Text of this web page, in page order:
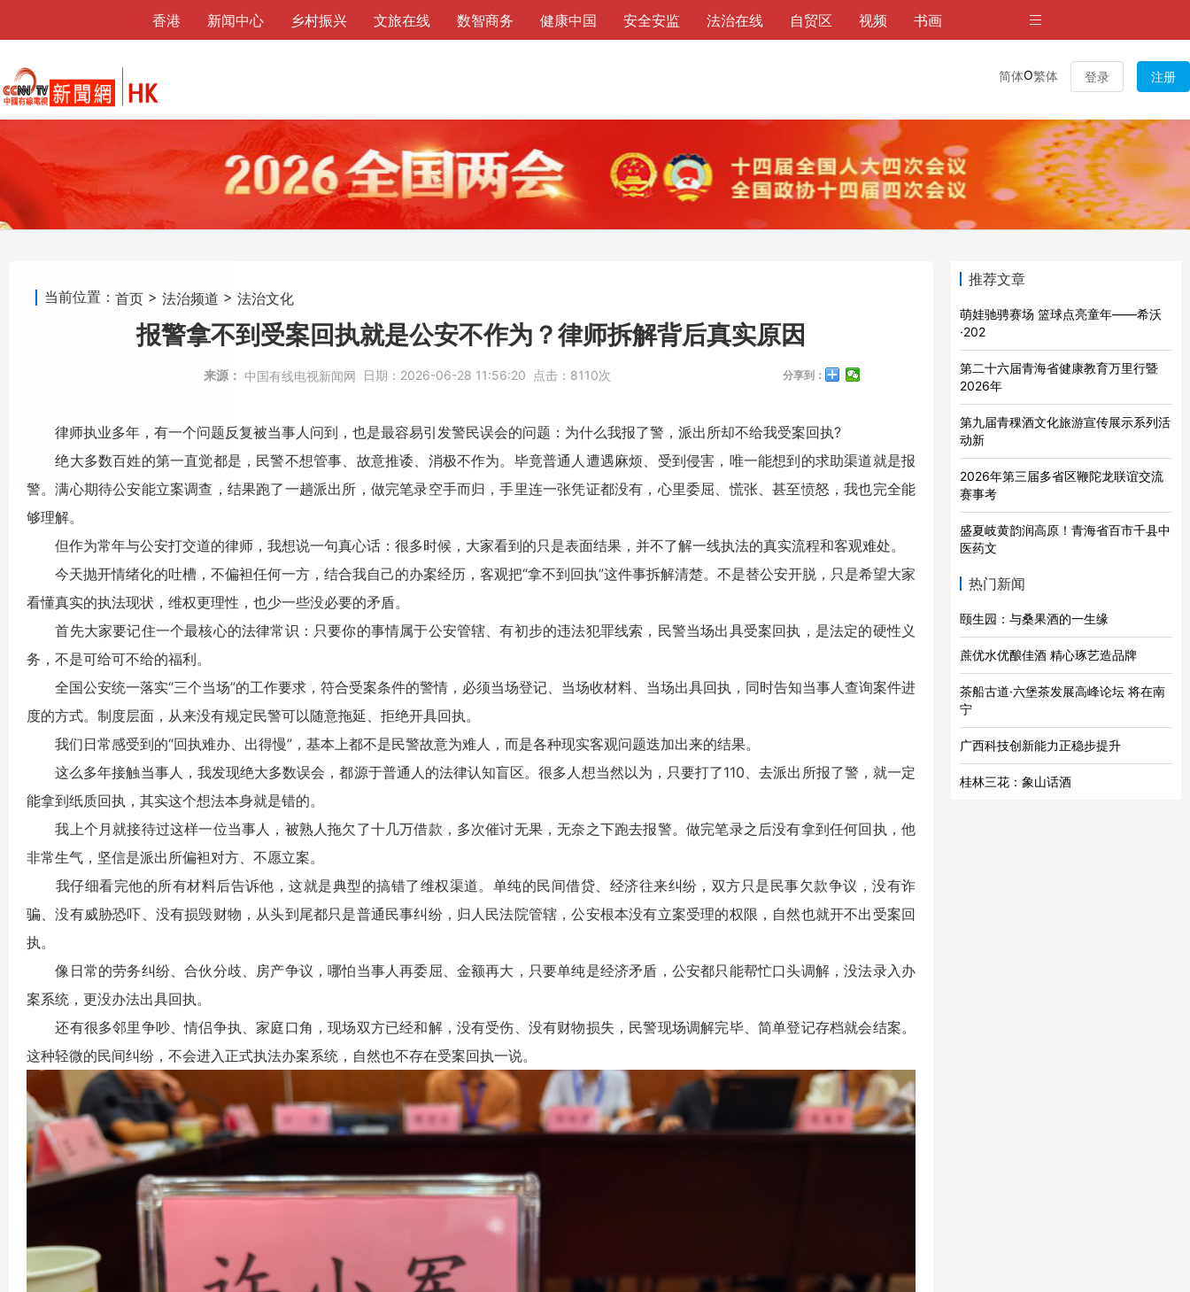
香港 新闻中心 乡村振兴 文旅在线 数智商务 健康中国 安全安监 法治在线 自贸区 视频 书画
简体O繁体 登录 注册
推荐文章
萌娃驰骋赛场 篮球点亮童年——希沃
·202
第二十六届青海省健康教育万里行暨
2026年
第九届青稞酒文化旅游宣传展示系列活
动新
2026年第三届多省区鞭陀龙联谊交流
赛事考
盛夏岐黄韵润高原！青海省百市千县中
医药文
热门新闻
颐生园：与桑果酒的一生缘
蔗优水优酿佳酒 精心琢艺造品牌
茶船古道·六堡茶发展高峰论坛 将在南
宁
广西科技创新能力正稳步提升
桂林三花：象山话酒
当前位置： 首页 > 法治频道 > 法治文化
报警拿不到受案回执就是公安不作为？律师拆解背后真实原因
来源： 中国有线电视新闻网 日期： 2026-06-28 11:56:20 点击： 8110次 分享到：
律师执业多年，有一个问题反复被当事人问到，也是最容易引发警民误会的问题：为什么我报了警，派出所却不给我受案回执?
绝大多数百姓的第一直觉都是，民警不想管事、故意推诿、消极不作为。毕竟普通人遭遇麻烦、受到侵害，唯一能想到的求助渠道就是报
警。满心期待公安能立案调查，结果跑了一趟派出所，做完笔录空手而归，手里连一张凭证都没有，心里委屈、慌张、甚至愤怒，我也完全能
够理解。
但作为常年与公安打交道的律师，我想说一句真心话：很多时候，大家看到的只是表面结果，并不了解一线执法的真实流程和客观难处。
今天抛开情绪化的吐槽，不偏袒任何一方，结合我自己的办案经历，客观把“拿不到回执”这件事拆解清楚。不是替公安开脱，只是希望大家
看懂真实的执法现状，维权更理性，也少一些没必要的矛盾。
首先大家要记住一个最核心的法律常识：只要你的事情属于公安管辖、有初步的违法犯罪线索，民警当场出具受案回执，是法定的硬性义
务，不是可给可不给的福利。
全国公安统一落实“三个当场”的工作要求，符合受案条件的警情，必须当场登记、当场收材料、当场出具回执，同时告知当事人查询案件进
度的方式。制度层面，从来没有规定民警可以随意拖延、拒绝开具回执。
我们日常感受到的“回执难办、出得慢”，基本上都不是民警故意为难人，而是各种现实客观问题迭加出来的结果。
这么多年接触当事人，我发现绝大多数误会，都源于普通人的法律认知盲区。很多人想当然以为，只要打了110、去派出所报了警，就一定
能拿到纸质回执，其实这个想法本身就是错的。
我上个月就接待过这样一位当事人，被熟人拖欠了十几万借款，多次催讨无果，无奈之下跑去报警。做完笔录之后没有拿到任何回执，他
非常生气，坚信是派出所偏袒对方、不愿立案。
我仔细看完他的所有材料后告诉他，这就是典型的搞错了维权渠道。单纯的民间借贷、经济往来纠纷，双方只是民事欠款争议，没有诈
骗、没有威胁恐吓、没有损毁财物，从头到尾都只是普通民事纠纷，归人民法院管辖，公安根本没有立案受理的权限，自然也就开不出受案回
执。
像日常的劳务纠纷、合伙分歧、房产争议，哪怕当事人再委屈、金额再大，只要单纯是经济矛盾，公安都只能帮忙口头调解，没法录入办
案系统，更没办法出具回执。
还有很多邻里争吵、情侣争执、家庭口角，现场双方已经和解，没有受伤、没有财物损失，民警现场调解完毕、简单登记存档就会结案。
这种轻微的民间纠纷，不会进入正式执法办案系统，自然也不存在受案回执一说。